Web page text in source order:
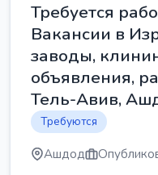
Требуется
Вакансии в
заводы,
объявления,
Тель-Авив,
Требуются
Ашдод